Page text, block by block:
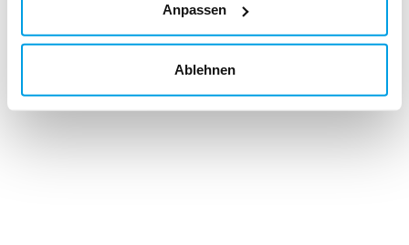
Anpassen
Ablehnen